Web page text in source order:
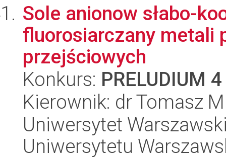
Sole anionow słabo-
fluorosiarczany metali
przejściowych
Konkurs: PRELUDIUM 4
Kierownik: dr Tomasz
Uniwersytet
Uniwersytetu